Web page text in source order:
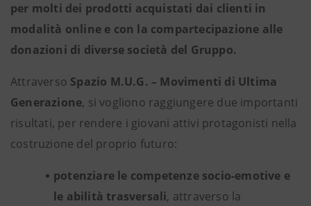
per molti dei prodotti acquistati dai clienti in
modalità online e con la compartecipazione alle
donazioni di diverse società del Gruppo.
Attraverso Spazio M.U.G. – Movimenti di Ultima
Generazione, si vogliono raggiungere due importanti
risultati, per rendere i giovani attivi protagonisti nella
costruzione del proprio futuro:
potenziare le competenze socio-emotive e
le abilità trasversali, attraverso la